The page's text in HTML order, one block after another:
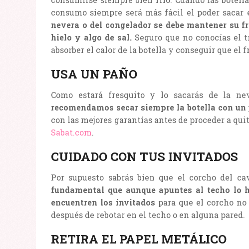
consumo siempre será más fácil el poder sacar
nevera o del congelador se debe mantener su
hielo y algo de sal. Seguro que no conocías el
absorber el calor de la botella y conseguir que
USA UN PAÑO
Como estará fresquito y lo sacarás de la
recomendamos secar siempre la botella con
con las mejores garantías antes de proceder a
Sabat.com.
CUIDADO CON TUS INVITADOS
Por supuesto sabrás bien que el corcho del
fundamental que aunque apuntes al techo lo
encuentren los invitados para que el corcho
después de rebotar en el techo o en alguna pared.
RETIRA EL PAPEL METÁLICO